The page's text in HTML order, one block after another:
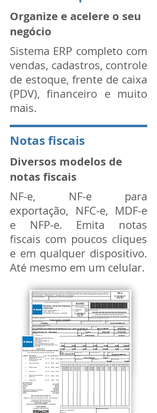
Organize e acelere o seu
negócio
Sistema ERP completo com
vendas, cadastros, controle
de estoque, frente de caixa
(PDV), financeiro e muito
mais.
Notas fiscais
Diversos modelos de
notas fiscais
NF-e, NF-e para
exportação, NFC-e, MDF-e
e NFP-e. Emita notas
fiscais com poucos cliques
e em qualquer dispositivo.
Até mesmo em um celular.